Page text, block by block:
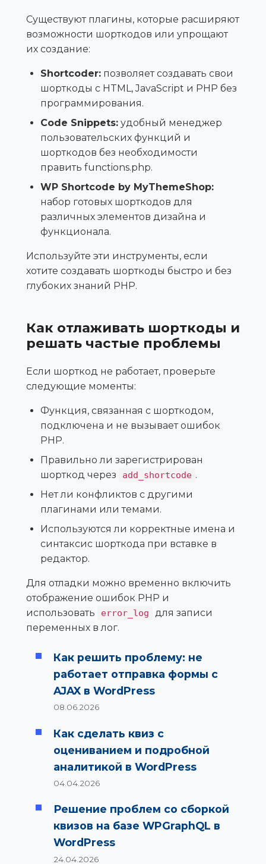
Существуют плагины, которые расширяют
возможности шорткодов или упрощают
их создание:
Shortcoder: позволяет создавать свои
шорткоды с HTML, JavaScript и PHP без
программирования.
Code Snippets: удобный менеджер
пользовательских функций и
шорткодов без необходимости
править functions.php.
WP Shortcode by MyThemeShop:
набор готовых шорткодов для
различных элементов дизайна и
функционала.
Используйте эти инструменты, если
хотите создавать шорткоды быстро и без
глубоких знаний PHP.
Как отлаживать шорткоды и
решать частые проблемы
Если шорткод не работает, проверьте
следующие моменты:
Функция, связанная с шорткодом,
подключена и не вызывает ошибок
PHP.
Правильно ли зарегистрирован
шорткод через
add_shortcode .
Нет ли конфликтов с другими
плагинами или темами.
Используются ли корректные имена и
синтаксис шорткода при вставке в
редактор.
Для отладки можно временно включить
отображение ошибок PHP и
использовать
error_log
для записи
переменных в лог.
Как решить проблему: не
работает отправка формы с
AJAX в WordPress
08.06.2026
Как сделать квиз с
оцениванием и подробной
аналитикой в WordPress
04.04.2026
Решение проблем со сборкой
квизов на базе WPGraphQL в
WordPress
24.04.2026